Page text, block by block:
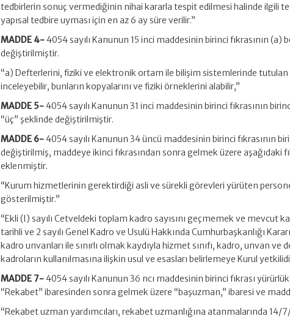
tedbirlerin sonuç vermediğinin nihai kararla tespit edilmesi halinde ilgili
yapısal tedbire uyması için en az 6 ay süre verilir.”
MADDE 4- 4054 sayılı Kanunun 15 inci maddesinin birinci fıkrasının (a)
değiştirilmiştir.
“a) Defterlerini, fiziki ve elektronik ortam ile bilişim sistemlerinde tutulan
inceleyebilir, bunların kopyalarını ve fiziki örneklerini alabilir,”
MADDE 5- 4054 sayılı Kanunun 31 inci maddesinin birinci fıkrasının
“üç” şeklinde değiştirilmiştir.
MADDE 6- 4054 sayılı Kanunun 34 üncü maddesinin birinci fıkrasının
değiştirilmiş, maddeye ikinci fıkrasından sonra gelmek üzere aşağıdaki
eklenmiştir.
“Kurum hizmetlerinin gerektirdiği asli ve sürekli görevleri yürüten
gösterilmiştir.”
“Ekli (I) sayılı Cetveldeki toplam kadro sayısını geçmemek ve mevcut
tarihli ve 2 sayılı Genel Kadro ve Usulü Hakkında Cumhurbaşkanlığı
kadro unvanları ile sınırlı olmak kaydıyla hizmet sınıfı, kadro, unvan ve
kadroların kullanılmasına ilişkin usul ve esasları belirlemeye Kurul
MADDE 7- 4054 sayılı Kanunun 36 ncı maddesinin birinci fıkrası
“Rekabet” ibaresinden sonra gelmek üzere “başuzman,” ibaresi ve
“Rekabet uzman yardımcıları, rekabet uzmanlığına atanmalarında 14/